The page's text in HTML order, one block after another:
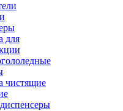
для
чистящие